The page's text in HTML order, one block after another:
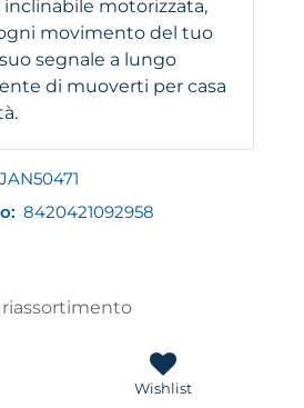
inclinabile motorizzata,
movimento del tuo
segnale a lungo
di muoverti per casa
JAN50471
8420421092958
riassortimento
Wishlist